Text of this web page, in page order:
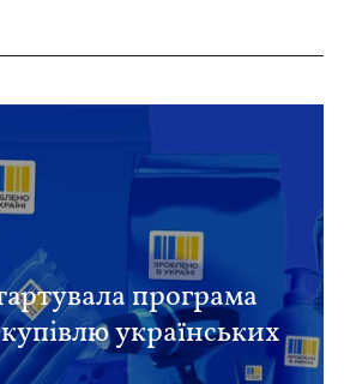
програма
українських